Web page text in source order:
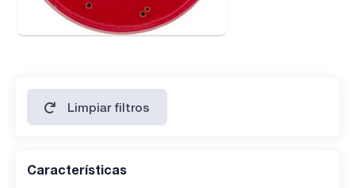
Limpiar filtros
Características